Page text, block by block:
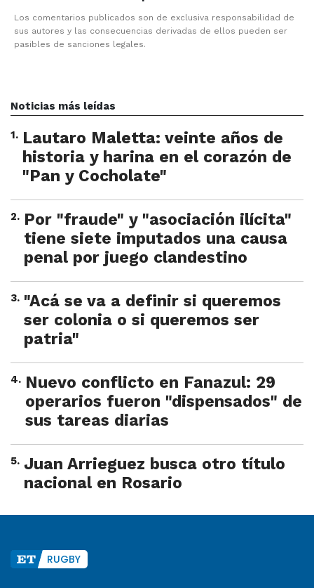
Los comentarios publicados son de exclusiva responsabilidad de
sus autores y las consecuencias derivadas de ellos pueden ser
pasibles de sanciones legales.
Noticias más leídas
1. Lautaro Maletta: veinte años de
historia y harina en el corazón de
"Pan y Cocholate"
2. Por "fraude" y "asociación ilícita"
tiene siete imputados una causa
penal por juego clandestino
3. "Acá se va a definir si queremos
ser colonia o si queremos ser
patria"
4. Nuevo conflicto en Fanazul: 29
operarios fueron "dispensados" de
sus tareas diarias
5. Juan Arrieguez busca otro título
nacional en Rosario
RUGBY